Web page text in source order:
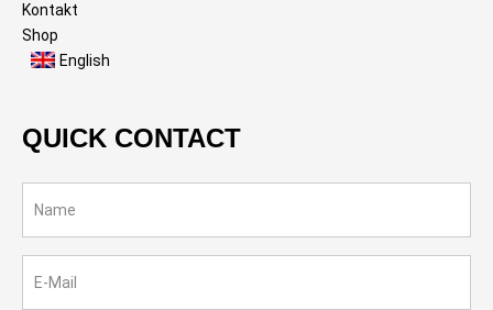
Kontakt
Shop
English
QUICK CONTACT